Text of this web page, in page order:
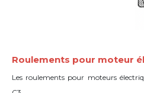
Roulements pour moteur
Les roulements pour moteurs